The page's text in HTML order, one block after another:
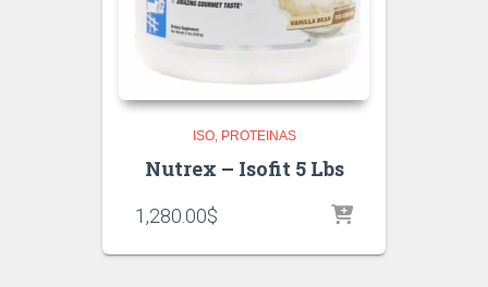
ISO PROTEINAS
Nutrex – Isofit 5 Lbs
1,280.00$